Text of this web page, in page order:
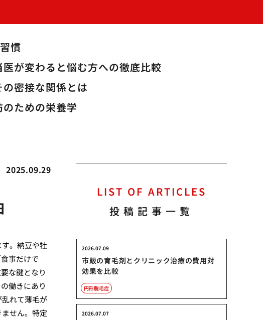
慣
が変わると悩む方への徹底比較
密接な関係とは
ための栄養学
2025.09.29
。納豆や牡
事だけで
な鍵となり
働きにあり
れて薄毛が
せん。特定
LIST OF ARTICLES
投稿記事一覧
市販の育毛剤とクリニック治療の費用対
効果を比較
2026.07.09
円形脱毛症
2026.07.07